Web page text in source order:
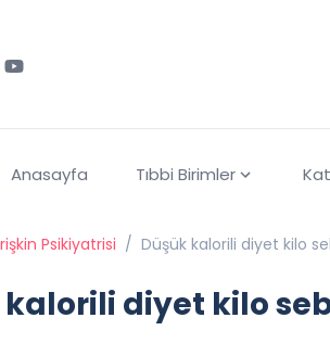
Anasayfa Tıbbi Birimler
Psikiyatrisi / Düşük kalorili diyet kilo
kalorili diyet kilo